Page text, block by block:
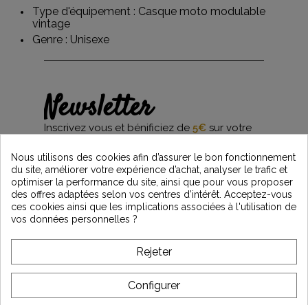
Type d'équipement : Casque moto modulable
vintage
Genre : Unisexe
Newsletter
Inscrivez vous et bénificiez de 5€ sur votre
et restez informés des dernières nouveautés
Vintage Motors
*Dès 99€ d'achat. En vous abonnant à notre newsletter, vous reconnaissez avoir pris
l'acceptez.
A PROPOS DE VINTAGE
Nous utilisons des cookies afin d’assurer le bon fonctionnement
du site, améliorer votre expérience d’achat, analyser le trafic et
optimiser la performance du site, ainsi que pour vous proposer
des offres adaptées selon vos centres d’intérêt. Acceptez-vous
ces cookies ainsi que les implications associées à l'utilisation de
vos données personnelles ?
Rejeter
Configurer